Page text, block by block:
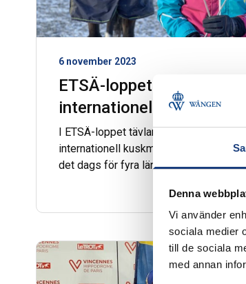
Denna
Vi använder
sociala medier
till de sociala
med annan
6 november 2023
ETSÄ-loppet: En
internationell kuskmatch
I ETSÄ-loppet tävlar elever mot varann i
internationell kuskmatch. Den 7
det dags för fyra länder att göra upp på
skolor som utbildar inom trav. Kuskar
studerande från Finland, Frankrike,